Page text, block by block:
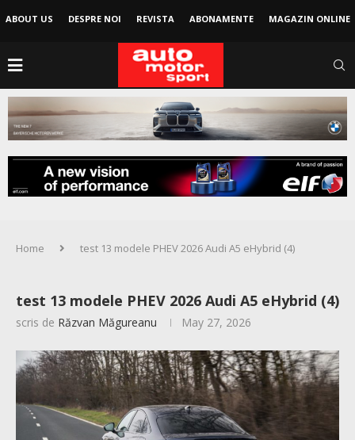
ABOUT US DESPRE NOI REVISTA ABONAMENTE MAGAZIN ONLINE
Home test 13 modele PHEV 2026 Audi A5 eHybrid (4)
test 13 modele PHEV 2026 Audi A5 eHybrid (4)
scris de Răzvan Măgureanu May 27, 2026